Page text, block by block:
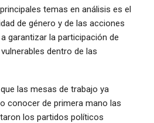
temas en análisis es el
de género y de las acciones
garantizar la participación de
dentro de las
las mesas de trabajo ya
conocer de primera mano las
los partidos políticos